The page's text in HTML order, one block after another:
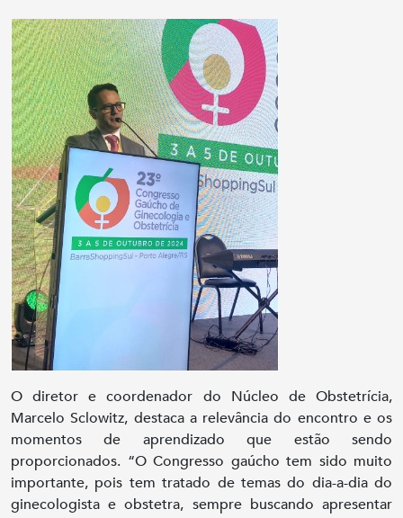
O diretor e coordenador do Núcleo de Obstetrícia,
Marcelo Sclowitz, destaca a relevância do encontro e os
momentos de aprendizado que estão sendo
proporcionados. “O Congresso gaúcho tem sido muito
importante, pois tem tratado de temas do dia-a-dia do
ginecologista e obstetra, sempre buscando apresentar